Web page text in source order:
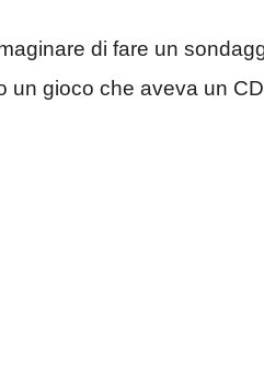
di fare un
un gioco che aveva un